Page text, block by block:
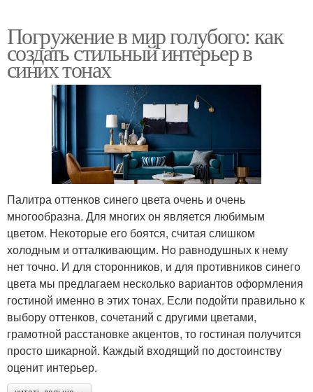
Погружение в мир голубого: как
создать стильный интерьер в
синих тонах
Палитра оттенков синего цвета очень и очень
многообразна. Для многих он является любимым
цветом. Некоторые его боятся, считая слишком
холодным и отталкивающим. Но равнодушных к нему
нет точно. И для сторонников, и для противников синего
цвета мы предлагаем несколько вариантов оформления
гостиной именно в этих тонах. Если подойти правильно к
выбору оттенков, сочетаний с другими цветами,
грамотной расстановке акцентов, то гостиная получится
просто шикарной. Каждый входящий по достоинству
оценит интерьер.